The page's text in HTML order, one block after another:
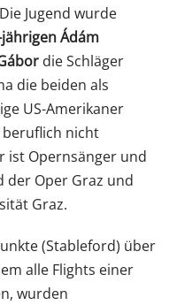
Jugend wurde
jährigen Ádám
die Schläger
die beiden als
US-Amerikaner
nicht
ist Opernsänger und
der Oper Graz und
Graz.
(Stableford) über
alle Flights einer
wurden